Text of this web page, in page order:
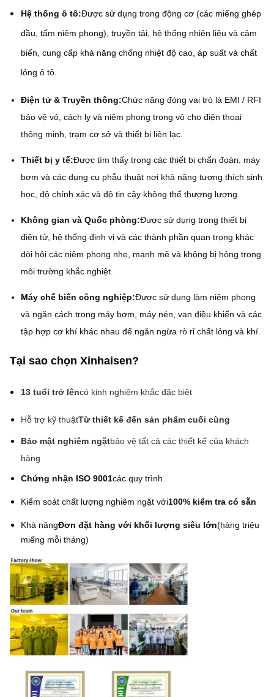
Hệ thống ô tô:Được sử dụng trong động cơ (các miếng ghép
đầu, tấm niêm phong), truyền tải, hệ thống nhiên liệu và cảm
biến, cung cấp khả năng chống nhiệt độ cao, áp suất và chất
lỏng ô tô.
Điện tử & Truyền thông:Chức năng đóng vai trò là EMI / RFI
bảo vệ vỏ, cách ly và niêm phong trong vỏ cho điện thoại
thông minh, trạm cơ sở và thiết bị liên lạc.
Thiết bị y tế:Được tìm thấy trong các thiết bị chẩn đoán, máy
bơm và các dụng cụ phẫu thuật nơi khả năng tương thích sinh
học, độ chính xác và độ tin cậy không thể thương lượng.
Không gian và Quốc phòng:Được sử dụng trong thiết bị
điện tử, hệ thống định vị và các thành phần quan trọng khác
đòi hỏi các niêm phong nhẹ, mạnh mẽ và không bị hỏng trong
môi trường khắc nghiệt.
Máy chế biến công nghiệp:Được sử dụng làm niêm phong
và ngăn cách trong máy bơm, máy nén, van điều khiển và các
tập hợp cơ khí khác nhau để ngăn ngừa rò rỉ chất lỏng và khí.
Tại sao chọn Xinhaisen?
13 tuổi trở lêncó kinh nghiệm khắc đặc biệt
Hỗ trợ kỹ thuậtTừ thiết kế đến sản phẩm cuối cùng
Bảo mật nghiêm ngặtbảo vệ tất cả các thiết kế của khách
hàng
Chứng nhận ISO 9001các quy trình
Kiểm soát chất lượng nghiêm ngặt với100% kiểm tra có sẵn
Khả năngĐơn đặt hàng với khối lượng siêu lớn(hàng triệu
miếng mỗi tháng)